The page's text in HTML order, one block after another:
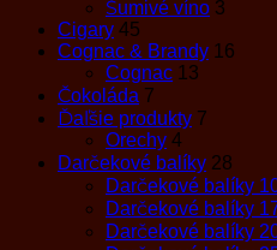
Šumivé víno 3
Cigary 45
Cognac & Brandy 16
Cognac 13
Čokoláda 7
Ďaľšie produkty 7
Orechy 4
Darčekové balíky 28
Darčekové balíky
Darčekové balíky
Darčekové balíky